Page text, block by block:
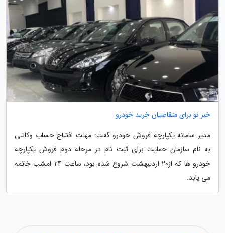
خبر نو برای متقاضیان خرید خودرو
مدیر سامانه یکپارچه فروش خودرو گفت: مهلت افتتاح حساب وکالتی
به نام سازمان حمایت برای ثبت نام در مرحله دوم فروش یکپارچه
خودرو ها که از20 اردیبهشت شروع شده بود، ساعت 24 امشب خاتمه
می یابد.